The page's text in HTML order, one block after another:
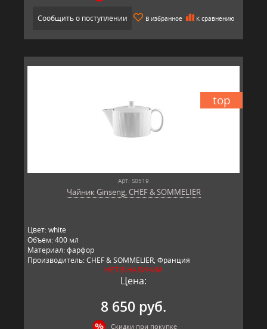
Сообщить о поступлении В избранное К сравнению
top
Арт: S0519
Чайник Ginseng, CHEF & SOMMELIER
Цвет: white
Объем: 400 мл
Материал: фарфор
Производитель: CHEF & SOMMELIER, Франция
НЕТ В НАЛИЧИИ
Цена:
8 650 руб.
Скидки при покупке